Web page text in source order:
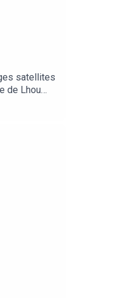
satellites
de Lhou